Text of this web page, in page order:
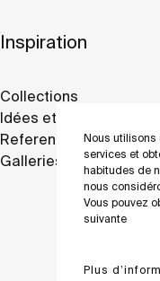
Nous utilisons
services et
habitudes de
nous
Vous pouvez
suivante
Plus
Inspiration
Collections
Idées et conseils
Reference projects
Galleries